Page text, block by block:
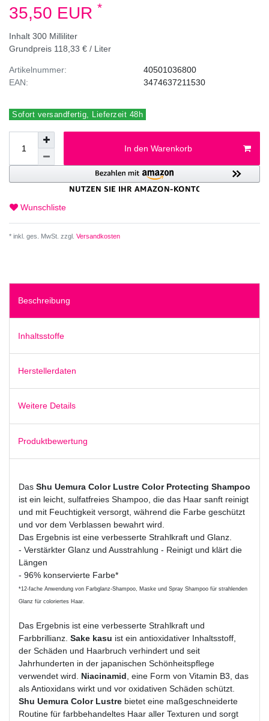
35,50 EUR *
Inhalt 300 Milliliter
Grundpreis 118,33 € / Liter
Artikelnummer:
EAN:
40501036800
3474637211530
Sofort versandfertig, Lieferzeit 48h
In den Warenkorb
Wunschliste
* inkl. ges. MwSt. zzgl. Versandkosten
Beschreibung
Inhaltsstoffe
Herstellerdaten
Weitere Details
Produktbewertung
Das Shu Uemura Color Lustre Color Protecting Shampoo
ist ein leicht, sulfatfreies Shampoo, die das Haar sanft reinigt
und mit Feuchtigkeit versorgt, während die Farbe geschützt
und vor dem Verblassen bewahrt wird.
Das Ergebnis ist eine verbesserte Strahlkraft und Glanz.
- Verstärkter Glanz und Ausstrahlung - Reinigt und klärt die
Längen
- 96% konservierte Farbe*
*12-fache Anwendung von Farbglanz-Shampoo, Maske und Spray Shampoo für strahlenden
Glanz für coloriertes Haar.
Das Ergebnis ist eine verbesserte Strahlkraft und
Farbbrillianz. Sake kasu ist ein antioxidativer Inhaltsstoff,
der Schäden und Haarbruch verhindert und seit
Jahrhunderten in der japanischen Schönheitspflege
verwendet wird. Niacinamid , eine Form von Vitamin B3, das
als Antioxidans wirkt und vor oxidativen Schäden schützt.
Shu Uemura Color Lustre bietet eine maßgeschneiderte
Routine für farbbehandeltes Haar aller Texturen und sorgt